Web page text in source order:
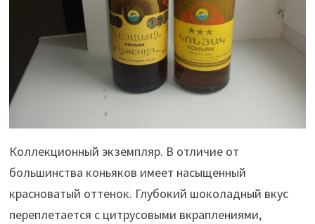
Коллекционный экземпляр. В отличие от
большинства коньяков имеет насыщенный
красноватый оттенок. Глубокий шоколадный вкус
переплетается с цитрусовыми вкраплениями,